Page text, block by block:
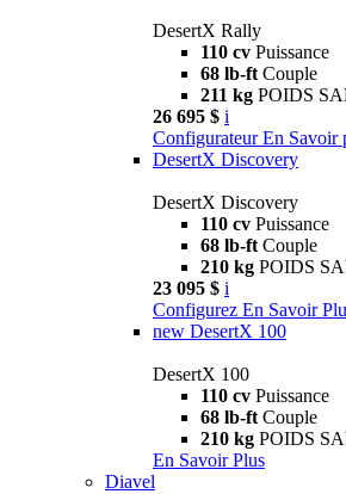
DesertX Rally
110 cv Puissance
68 lb-ft Couple
211 kg POIDS
26 695 $ i
Configurateur En Savoir
DesertX Discovery
DesertX Discovery
110 cv Puissance
68 lb-ft Couple
210 kg POIDS
23 095 $ i
Configurez En Savoir
new DesertX 100
DesertX 100
110 cv Puissance
68 lb-ft Couple
210 kg POIDS
En Savoir Plus
Diavel